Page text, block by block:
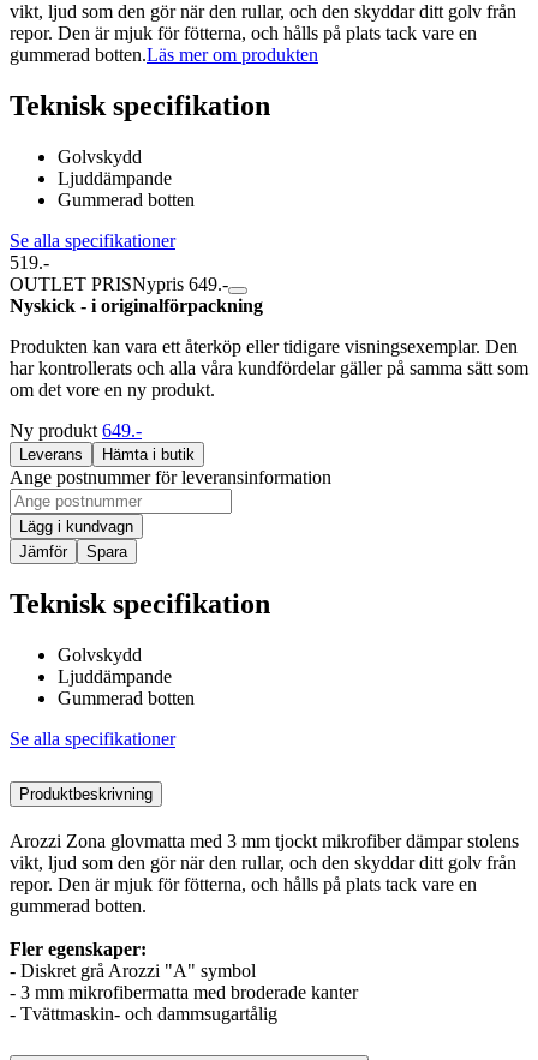
vikt, ljud som den gör när den rullar, och den skyddar ditt golv från
repor. Den är mjuk för fötterna, och hålls på plats tack vare en
gummerad botten.Läs mer om produkten
Teknisk specifikation
Golvskydd
Ljuddämpande
Gummerad botten
Se alla specifikationer
519.-
OUTLET PRISNypris 649.-
Nyskick - i originalförpackning
Produkten kan vara ett återköp eller tidigare visningsexemplar. Den
har kontrollerats och alla våra kundfördelar gäller på samma sätt som
om det vore en ny produkt.
Ny produkt 649.-
Leverans Hämta i butik
Ange postnummer för leveransinformation
Lägg i kundvagn
Jämför
Spara
Teknisk specifikation
Golvskydd
Ljuddämpande
Gummerad botten
Se alla specifikationer
Produktbeskrivning
Arozzi Zona glovmatta med 3 mm tjockt mikrofiber dämpar stolens
vikt, ljud som den gör när den rullar, och den skyddar ditt golv från
repor. Den är mjuk för fötterna, och hålls på plats tack vare en
gummerad botten.
Fler egenskaper:
- Diskret grå Arozzi "A" symbol
- 3 mm mikrofibermatta med broderade kanter
- Tvättmaskin- och dammsugartålig